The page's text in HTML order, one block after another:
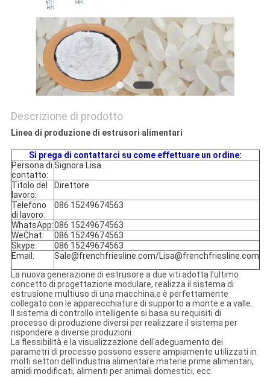
Descrizione di prodotto
Linea di produzione di estrusori alimentari
Si prega di contattarci su come effettuare un ordine:
Persona di
contatto:
Signora Lisa.
Titolo del
lavoro:
Direttore
Telefono
di lavoro:
086 15249674563
WhatsApp:086 15249674563
WeChat:
086 15249674563
Skype:
086 15249674563
Email:
Sale@frenchfriesline.com/Lisa@frenchfriesline.com
La nuova generazione di estrusore a due viti adotta l'ultimo
concetto di progettazione modulare, realizza il sistema di
estrusione multiuso di una macchina,e è perfettamente
collegato con le apparecchiature di supporto a monte e a valle.
Il sistema di controllo intelligente si basa su requisiti di
processo di produzione diversi per realizzare il sistema per
rispondere a diverse produzioni.
La flessibilità e la visualizzazione dell'adeguamento dei
parametri di processo possono essere ampiamente utilizzati in
molti settori dell'industria alimentare.materie prime alimentari,
amidi modificati, alimenti per animali domestici, ecc.